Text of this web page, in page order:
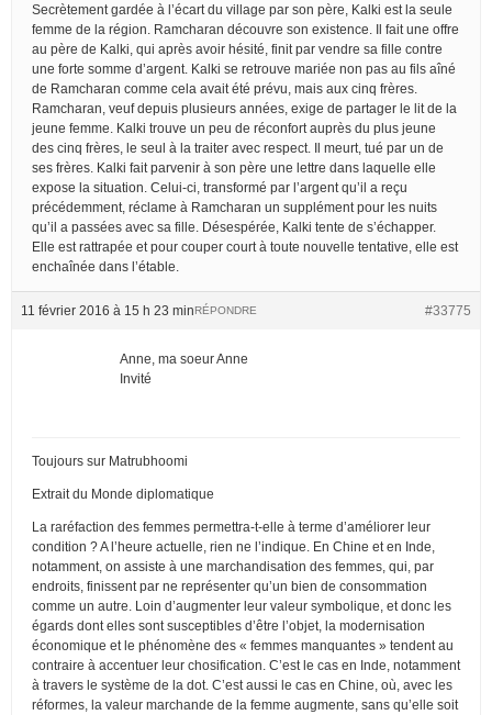
Secrètement gardée à l’écart du village par son père, Kalki est la seule
femme de la région. Ramcharan découvre son existence. Il fait une offre
au père de Kalki, qui après avoir hésité, finit par vendre sa fille contre
une forte somme d’argent. Kalki se retrouve mariée non pas au fils aîné
de Ramcharan comme cela avait été prévu, mais aux cinq frères.
Ramcharan, veuf depuis plusieurs années, exige de partager le lit de la
jeune femme. Kalki trouve un peu de réconfort auprès du plus jeune
des cinq frères, le seul à la traiter avec respect. Il meurt, tué par un de
ses frères. Kalki fait parvenir à son père une lettre dans laquelle elle
expose la situation. Celui-ci, transformé par l’argent qu’il a reçu
précédemment, réclame à Ramcharan un supplément pour les nuits
qu’il a passées avec sa fille. Désespérée, Kalki tente de s’échapper.
Elle est rattrapée et pour couper court à toute nouvelle tentative, elle est
enchaînée dans l’étable.
11 février 2016 à 15 h 23 min #33775
RÉPONDRE
Anne, ma soeur Anne
Invité
Toujours sur Matrubhoomi
Extrait du Monde diplomatique
La raréfaction des femmes permettra-t-elle à terme d’améliorer leur
condition ? A l’heure actuelle, rien ne l’indique. En Chine et en Inde,
notamment, on assiste à une marchandisation des femmes, qui, par
endroits, finissent par ne représenter qu’un bien de consommation
comme un autre. Loin d’augmenter leur valeur symbolique, et donc les
égards dont elles sont susceptibles d’être l’objet, la modernisation
économique et le phénomène des « femmes manquantes » tendent au
contraire à accentuer leur chosification. C’est le cas en Inde, notamment
à travers le système de la dot. C’est aussi le cas en Chine, où, avec les
réformes, la valeur marchande de la femme augmente, sans qu’elle soit